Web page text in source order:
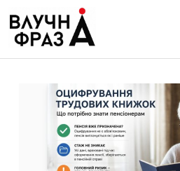
содержимому
Гроші
Життя
Лайфстайл